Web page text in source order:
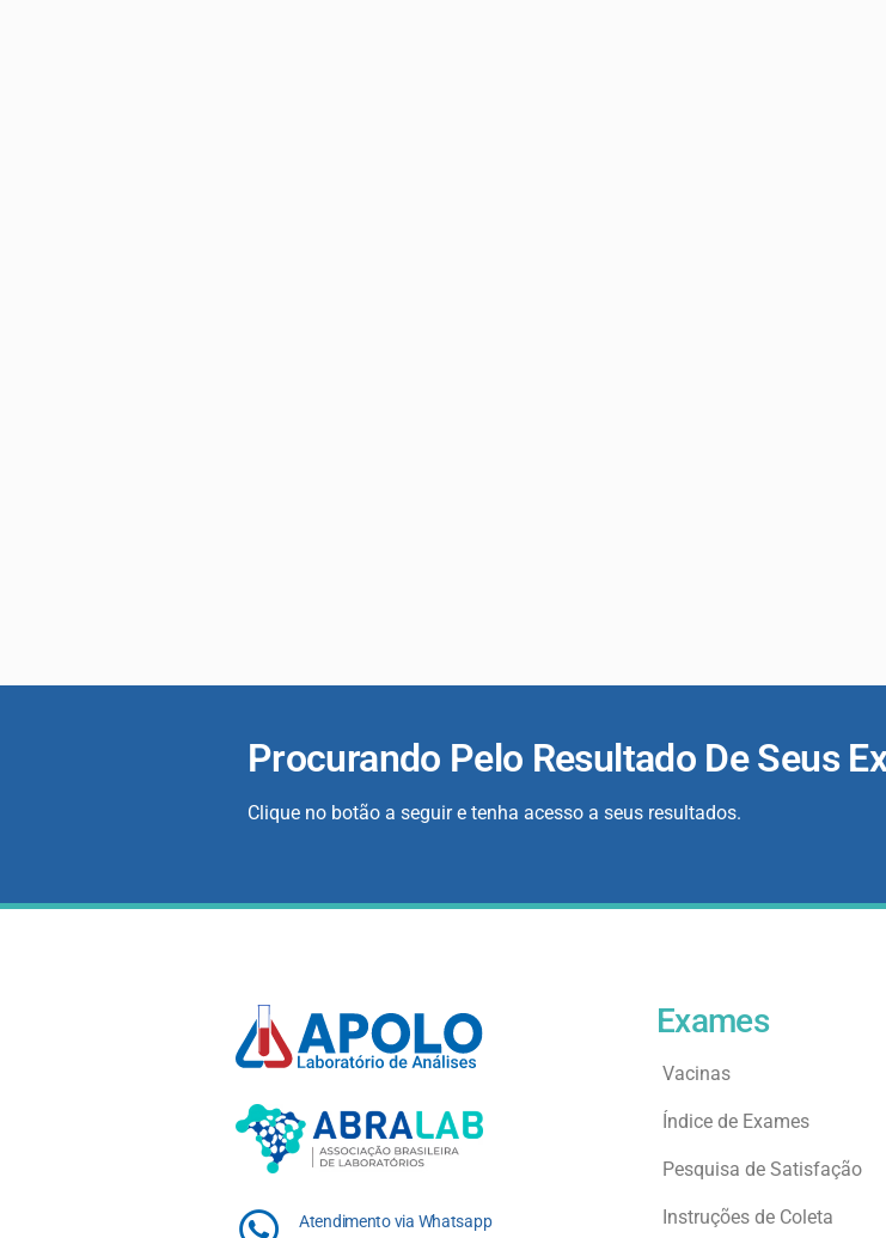
Procurando Pelo Resultado De Seus
Clique no botão a seguir e tenha acesso a seus resultados.
Atendimento via Whatsapp
Exames
Vacinas
Índice de Exames
Pesquisa de Satisfação
Instruções de Coleta